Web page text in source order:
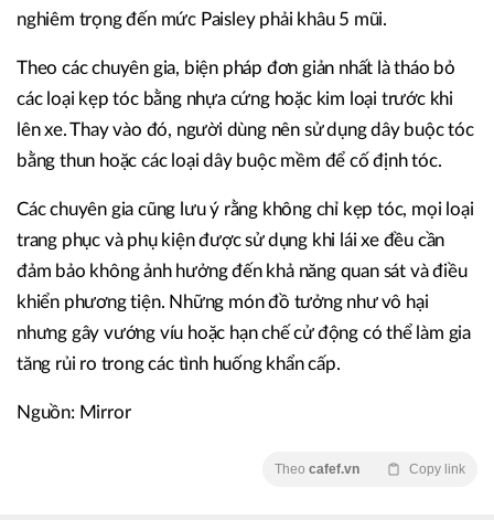
nghiêm trọng đến mức Paisley phải khâu 5 mũi.
Theo các chuyên gia, biện pháp đơn giản nhất là tháo bỏ
các loại kẹp tóc bằng nhựa cứng hoặc kim loại trước khi
lên xe. Thay vào đó, người dùng nên sử dụng dây buộc tóc
bằng thun hoặc các loại dây buộc mềm để cố định tóc.
Các chuyên gia cũng lưu ý rằng không chỉ kẹp tóc, mọi loại
trang phục và phụ kiện được sử dụng khi lái xe đều cần
đảm bảo không ảnh hưởng đến khả năng quan sát và điều
khiển phương tiện. Những món đồ tưởng như vô hại
nhưng gây vướng víu hoặc hạn chế cử động có thể làm gia
tăng rủi ro trong các tình huống khẩn cấp.
Nguồn: Mirror
Theo cafef.vn Copy link